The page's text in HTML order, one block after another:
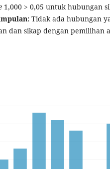
1,000 > 0,05 untuk hubungan
Tidak ada hubungan
dan sikap dengan pemilihan